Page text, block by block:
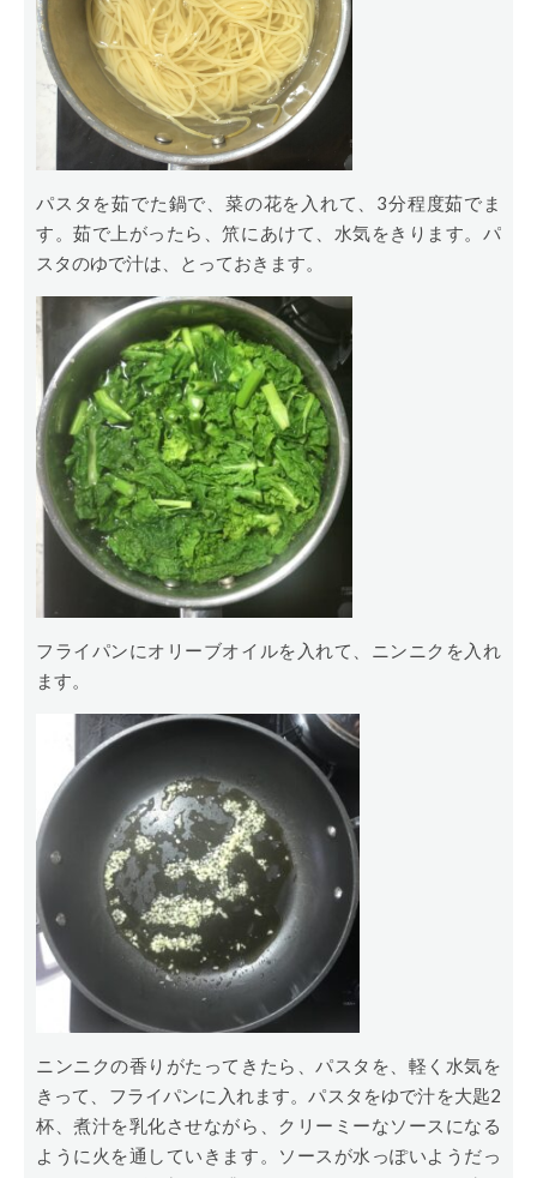
パスタを茹でた鍋で、菜の花を入れて、3分程度茹でま
す。茹で上がったら、笊にあけて、水気をきります。パ
スタのゆで汁は、とっておきます。
フライパンにオリーブオイルを入れて、ニンニクを入れ
ます。
ニンニクの香りがたってきたら、パスタを、軽く水気を
きって、フライパンに入れます。パスタをゆで汁を大匙2
杯、煮汁を乳化させながら、クリーミーなソースになる
ように火を通していきます。ソースが水っぽいようだっ